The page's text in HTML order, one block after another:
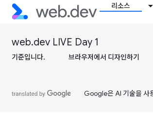
리소스
web.dev LIVE Day 1
기준입니다. 브라우저에서 디자인하기
Google은 AI 기술을 사